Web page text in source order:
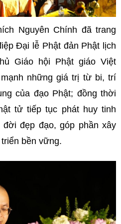
Nguyên Chính đã trang
Đại lễ Phật đản Phật lịch
Giáo hội Phật giáo Việt
những giá trị từ bi, trí
của đạo Phật; đồng thời
tử tiếp tục phát huy tinh
đẹp đạo, góp phần xây
bền vững.